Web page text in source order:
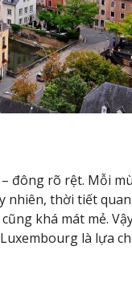
đông rõ rệt. Mỗi
nhiên, thời tiết
khá mát mẻ.
là lựa